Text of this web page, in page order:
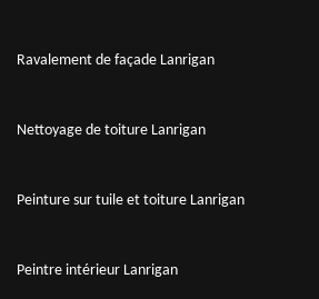
Ravalement de façade Lanrigan
Nettoyage de toiture Lanrigan
Peinture sur tuile et toiture Lanrigan
Peintre intérieur Lanrigan